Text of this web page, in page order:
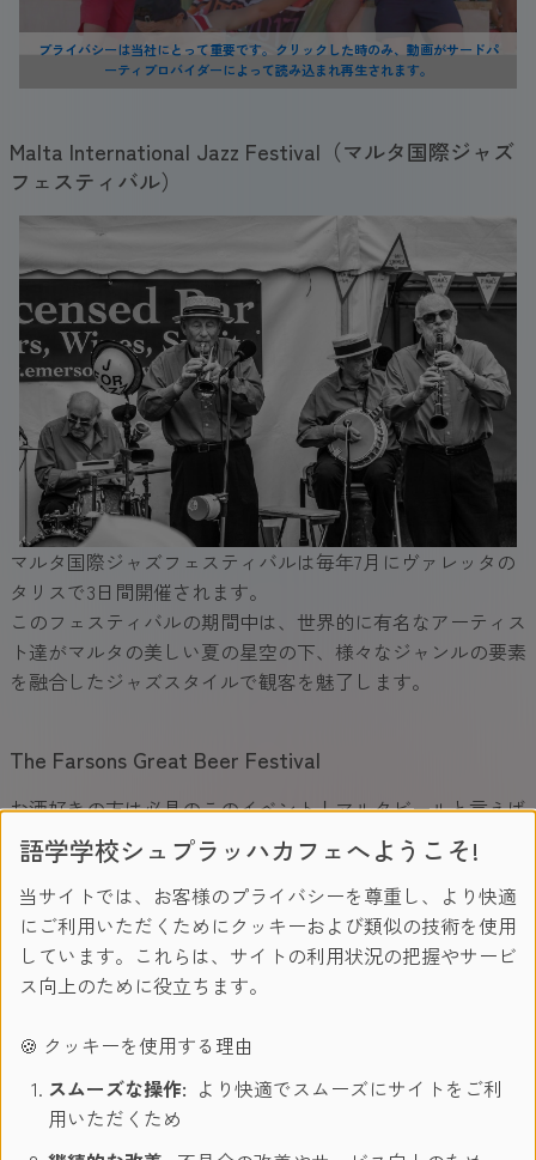
プライバシーは当社にとって重要です。クリックした時のみ、動画がサードパ
ーティプロバイダーによって読み込まれ再生されます。
Malta International Jazz Festival（マルタ国際ジャズ
フェスティバル）
マルタ国際ジャズフェスティバルは毎年7月にヴァレッタの
タリスで3日間開催されます。
このフェスティバルの期間中は、世界的に有名なアーティス
ト達がマルタの美しい夏の星空の下、様々なジャンルの要素
を融合したジャズスタイルで観客を魅了します。
The Farsons Great Beer Festival
お酒好きの方は必見のこのイベント！マルタビールと言えば
「Cisk」ですが、このビールを生産している「Farsons」が
開催するイベントです。
ビールはもちろん、フードコーナーや野外ライブイベントも
行われます！
マルタには他にも「Malta Craft Beer Festival
8月
夏本番！
語学学校シュプラッハカフェへようこそ!
当サイトでは、お客様のプライバシーを尊重し、より快適
にご利用いただくためにクッキーおよび類似の技術を使用
しています。これらは、サイトの利用状況の把握やサービ
ス向上のために役立ちます。
🍪 クッキーを使用する理由
スムーズな操作: より快適でスムーズにサイトをご利
用いただくため